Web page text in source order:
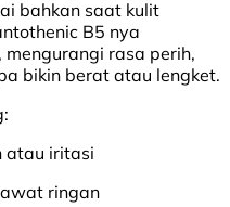
bahkan saat kulit
B5 nya
rasa perih,
bikin berat atau lengket.
atau iritasi
ringan